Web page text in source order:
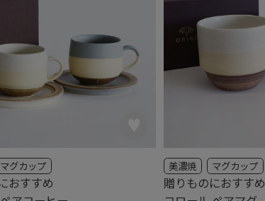
マグカップ
おすすめ
美濃焼 マグカップ
贈りものにおすすめ